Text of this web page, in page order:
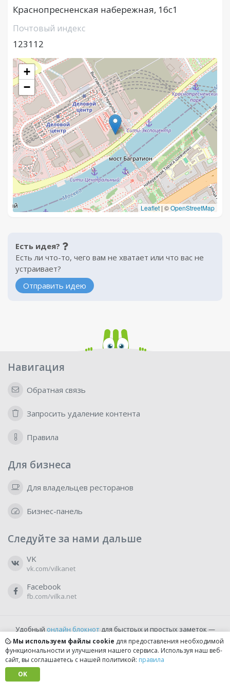
Краснопресненская набережная, 16с1
Почтовый индекс
123112
+
−
Leaflet | ©OpenStreetMap
Есть идея?
Есть ли что-то, чего вам не хватает или что вас не
устраивает?
Отправить идею
Навигация
Обратная связь
Запросить удаление контента
Правила
Для бизнеса
Для владельцев ресторанов
Бизнес-панель
Следуйте за нами дальше
VK
vk.com/vilkanet
Facebook
fb.com/vilka.net
Удобный онлайн блокнотдля быстрых и простых заметок —
бесплатно и доступно прямо из браузера.
Мы используем файлы cookie для предоставления необходимой
функциональности и улучшения нашего сервиса. Используя наш веб-
сайт, вы соглашаетесь с нашей политикой: правила
OK